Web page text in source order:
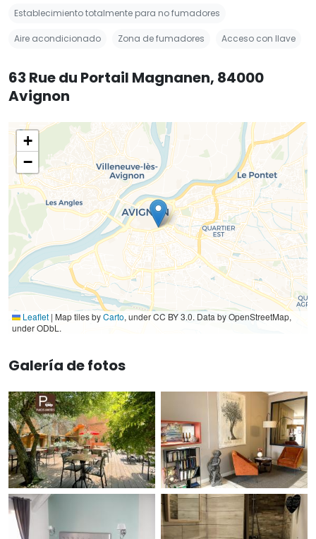
Establecimiento totalmente para no fumadores
Aire acondicionado Zona de fumadores Acceso con llave
63 Rue du Portail Magnanen, 84000
Avignon
+
−
Leaflet | Map tiles byCarto, under CC BY 3.0. Data by OpenStreetMap,
under ODbL.
Galería de fotos